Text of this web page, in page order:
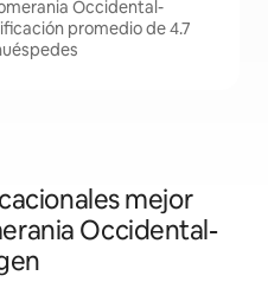
Occidental-
promedio de 4.7
mejor
Occidental-